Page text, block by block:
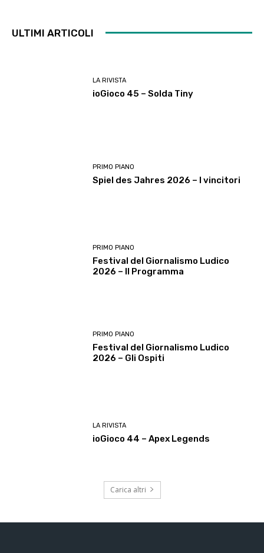
ULTIMI ARTICOLI
LA RIVISTA
ioGioco 45 – Solda Tiny
PRIMO PIANO
Spiel des Jahres 2026 – I vincitori
PRIMO PIANO
Festival del Giornalismo Ludico
2026 – Il Programma
PRIMO PIANO
Festival del Giornalismo Ludico
2026 – Gli Ospiti
LA RIVISTA
ioGioco 44 – Apex Legends
Carica altri